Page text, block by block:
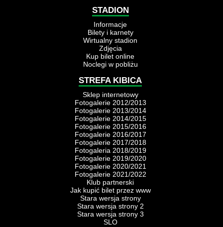
STADION
Informacje
Bilety i karnety
Wirtualny stadion
Zdjęcia
Kup bilet online
Noclegi w pobliżu
STREFA KIBICA
Sklep internetowy
Fotogalerie 2012/2013
Fotogalerie 2013/2014
Fotogalerie 2014/2015
Fotogalerie 2015/2016
Fotogalerie 2016/2017
Fotogalerie 2017/2018
Fotogaleria 2018/2019
Fotogalerie 2019/2020
Fotogalerie 2020/2021
Fotogalerie 2021/2022
Klub partnerski
Jak kupić bilet przez www
Stara wersja strony
Stara wersja strony 2
Stara wersja strony 3
SLO